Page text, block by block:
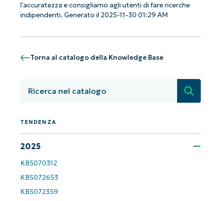
l'accuratezza e consigliamo agli utenti di fare ricerche
indipendenti. Generato il 2025-11-30 01:29 AM
Torna al catalogo della Knowledge Base
Ricerca
TENDENZA
2025
KB5070312
KB5072653
KB5072359
Business